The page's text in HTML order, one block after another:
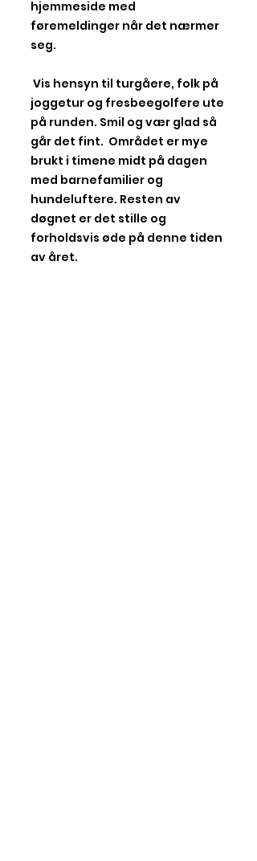
hjemmeside med
føremeldinger når det nærmer
seg.
Vis hensyn til turgåere, folk på
joggetur og fresbeegolfere ute
på runden. Smil og vær glad så
går det fint. Området er mye
brukt i timene midt på dagen
med barnefamilier og
hundeluftere. Resten av
døgnet er det stille og
forholdsvis øde på denne tiden
av året.